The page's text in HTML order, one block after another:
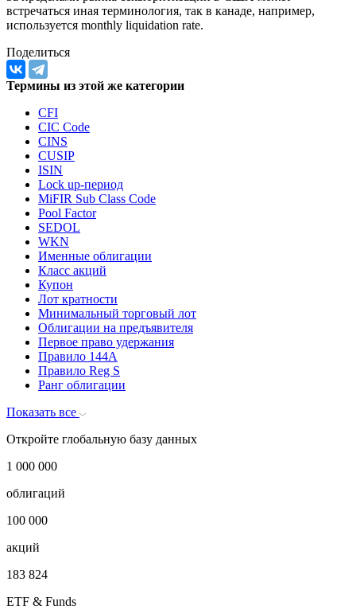
SMM = Prepayment / Beginning mortgage balance - Scheduled
Principal Payment
За пределами рынка секьюритизации в США может
встречаться иная терминология, так в канаде, например,
используется monthly liquidation rate.
Поделиться
Термины из этой же категории
CFI
CIC Code
CINS
CUSIP
ISIN
Lock up-период
MiFIR Sub Class Code
Pool Factor
SEDOL
WKN
Именные облигации
Класс акций
Купон
Лот кратности
Минимальный торговый лот
Облигации на предъявителя
Правило 144A
Ранг облигации
Показать все
Откройте глобальную базу данных
1 000 000
облигаций
100 000
акций